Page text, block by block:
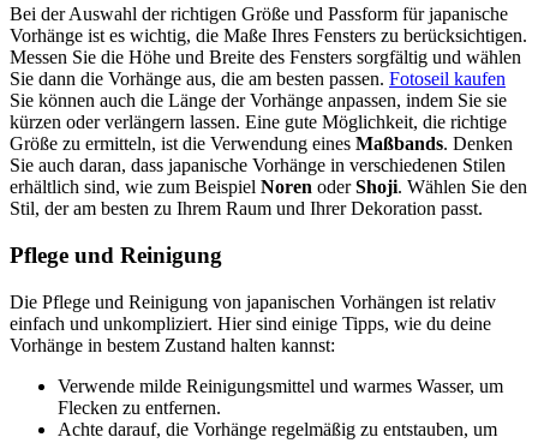
Bei der Auswahl der richtigen Größe und Passform für japanische
Vorhänge ist es wichtig, die Maße Ihres Fensters zu berücksichtigen.
Messen Sie die Höhe und Breite des Fensters sorgfältig und wählen
Sie dann die Vorhänge aus, die am besten passen. Fotoseil kaufen
Sie können auch die Länge der Vorhänge anpassen, indem Sie sie
kürzen oder verlängern lassen. Eine gute Möglichkeit, die richtige
Größe zu ermitteln, ist die Verwendung eines Maßbands. Denken
Sie auch daran, dass japanische Vorhänge in verschiedenen Stilen
erhältlich sind, wie zum Beispiel Noren oderShoji. Wählen Sie den
Stil, der am besten zu Ihrem Raum und Ihrer Dekoration passt.
Pflege und Reinigung
Die Pflege und Reinigung von japanischen Vorhängen ist relativ
einfach und unkompliziert. Hier sind einige Tipps, wie du deine
Vorhänge in bestem Zustand halten kannst:
Verwende milde Reinigungsmittel und warmes Wasser, um
Flecken zu entfernen.
Achte darauf, die Vorhänge regelmäßig zu entstauben, um